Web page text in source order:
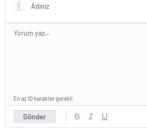
Gönder
En az 10 karakter gerekli